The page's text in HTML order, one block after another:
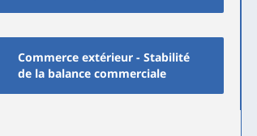
Commerce extérieur - Stabilité
de la balance commerciale